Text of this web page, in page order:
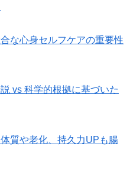
な心身セルフケアの重要性
vs 科学的根拠に基づいた
質や老化、持久力UPも腸